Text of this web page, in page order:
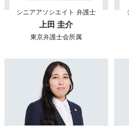
シニアアソシエイト 弁護士
上田 圭介
東京弁護士会所属